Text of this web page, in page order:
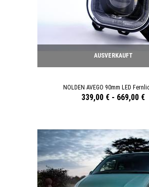
AUSVERKAUFT
NOLDEN AVEGO 90mm LED
339,00 € - 669,00 €